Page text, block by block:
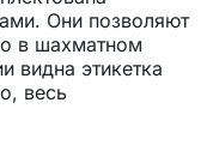
Они позволяют
в шахматном
видна этикетка
весь